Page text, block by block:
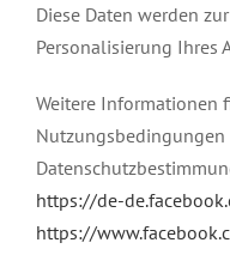
Diese Daten werden
Personalisierung Ihres
Weitere Informationen
https://de-
https://